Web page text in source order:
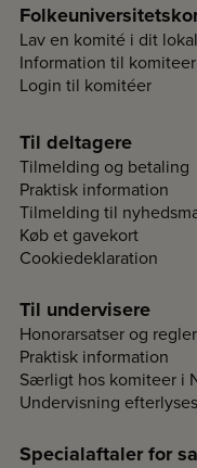
Lav en komité i dit
Information til komiteer
Login til komitéer
Til deltagere
Tilmelding og betaling
Praktisk information
Tilmelding til
Køb et gavekort
Cookiedeklaration
Til undervisere
Honorarsatser og regler
Praktisk information
Særligt hos komiteer i
Undervisning efterlyses
Specialaftaler for